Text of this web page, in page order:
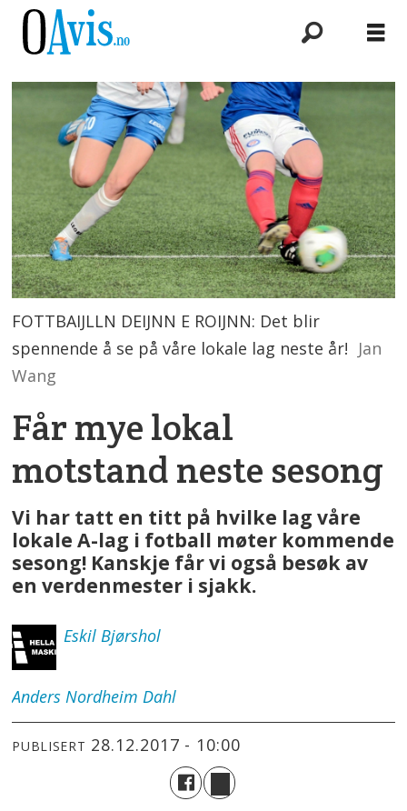
FOTTBAIJLLN DEIJNN E ROIJNN: Det blir
spennende å se på våre lokale lag neste år! Jan
Wang
Får mye lokal
motstand neste sesong
Vi har tatt en titt på hvilke lag våre
lokale A-lag i fotball møter kommende
sesong! Kanskje får vi også besøk av
en verdenmester i sjakk.
Eskil Bjørshol
Anders Nordheim Dahl
PUBLISERT 28.12.2017 - 10:00